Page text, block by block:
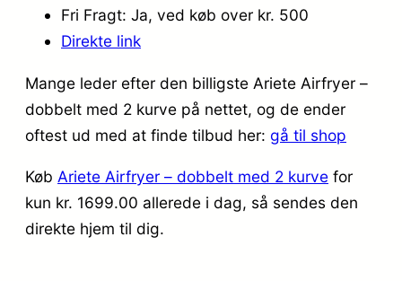
Fri Fragt: Ja, ved køb over kr. 500
Direkte link
Mange leder efter den billigste Ariete Airfryer –
dobbelt med 2 kurve på nettet, og de ender
oftest ud med at finde tilbud her: gå til shop
Køb Ariete Airfryer – dobbelt med 2 kurve for
kun kr. 1699.00 allerede i dag, så sendes den
direkte hjem til dig.